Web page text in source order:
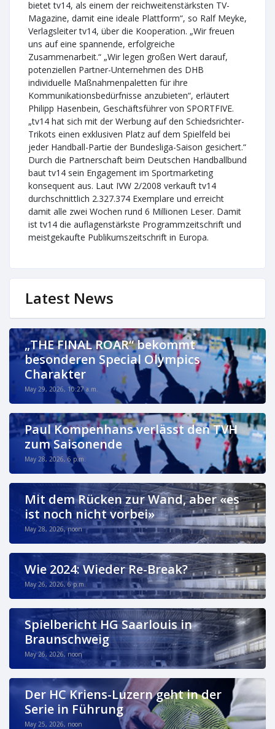
bietet tv14, als einem der reichweitenstärksten TV-
Magazine, damit eine ideale Plattform“, so Ralf Meyke,
Verlagsleiter tv14, über die Kooperation. „Wir freuen
uns auf eine spannende, erfolgreiche
Zusammenarbeit.“ „Wir legen großen Wert darauf,
potenziellen Partner-Unternehmen des DHB
individuelle Maßnahmenpaletten für ihre
Kommunikationsbedürfnisse anzubieten“, erläutert
Philipp Hasenbein, Geschäftsführer von SPORTFIVE.
„tv14 hat sich mit der Werbung auf den Schiedsrichter-
Trikots einen exklusiven Platz auf dem Spielfeld bei
jeder Handball-Partie der Bundesliga-Saison gesichert.“
Durch die Partnerschaft beim Deutschen Handballbund
baut tv14 sein Engagement im Sportmarketing
konsequent aus. Laut IVW 2/2008 verkauft tv14
durchschnittlich 2.327.374 Exemplare und erreicht
damit alle zwei Wochen rund 6 Millionen Leser. Damit
ist tv14 die auflagenstärkste Programmzeitschrift und
meistgekaufte Publikumszeitschrift in Europa.
Latest News
„THE FINAL ROAR“ bekommt
besonderen Special Olympics
Charakter
May 29, 2026, 10:27 a.m.
Paul Kompenhans verlässt den TVH
zum Saisonende
May 28, 2026, 6 p.m.
Mit dem Rücken zur Wand, aber «es
ist noch nicht vorbei»
May 28, 2026, noon
Wie 2024: Wieder Re-Break?
May 26, 2026, 6 p.m.
Spielbericht HG Saarlouis in
Braunschweig
May 26, 2026, noon
Der HC Kriens-Luzern geht in der
Serie in Führung
May 25, 2026, noon